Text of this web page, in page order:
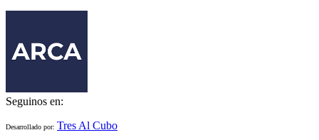
Seguinos en:
Desarrollado por: Tres Al Cubo